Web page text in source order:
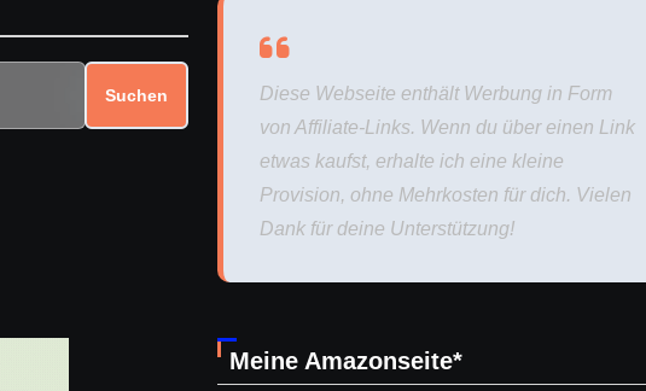
Suchen
Diese Webseite enthält Werbung in Form
von Affiliate-Links. Wenn du über einen Link
etwas kaufst, erhalte ich eine kleine
Provision, ohne Mehrkosten für dich. Vielen
Dank für deine Unterstützung!
Meine Amazonseite*